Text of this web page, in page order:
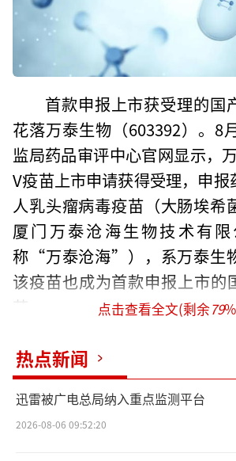
首款申报上市获受理的国
花落万泰生物（603392）。8
监局药品审评中心官网显示，
V疫苗上市申请获得受理，申
人乳头瘤病毒疫苗（大肠埃希
厦门万泰沧海生物技术有
称“万泰沧海”），系万泰生
该疫苗也成为首款申报上市的
苗。
受该消息刺激，8月26日盘
足1%的万泰生物股价直线拉升
后涨幅略有收窄，最终收涨
71元/股，总市值为922.1亿元
点击查看全文(剩余79
热点新闻
迅雷被广电总局纳入重点监测平台
2026-08-06 09:52:20